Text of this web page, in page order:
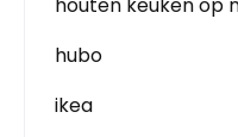
houten keuken op
hubo
ikea